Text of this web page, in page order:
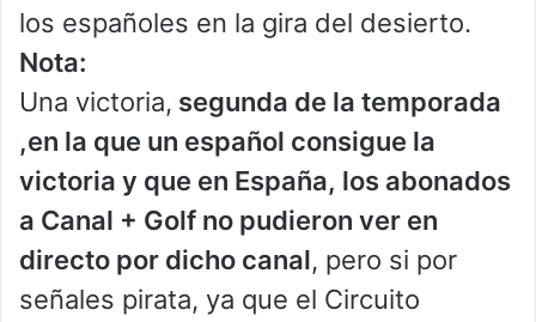
los españoles en la gira del desierto.
Nota:
Una victoria, segunda de la temporada
,en la que un español consigue la
victoria y que en España, los abonados
a Canal + Golf no pudieron ver en
directo por dicho canal, pero si por
señales pirata, ya que el Circuito